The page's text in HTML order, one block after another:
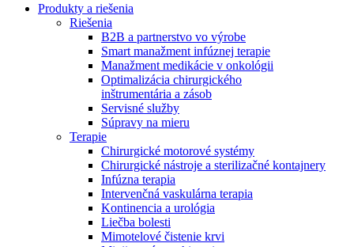
Produktový katalóg​
Objavte naše produkty. ​Navštívte produktový katalóg B.
Braun​ s našim kompletným produktovým portfóliom.​
Nefrologické ambulancie
Zostaňte v dialógu s B. Braun. Kontaktujte nás.
Produkty a riešenia
Riešenia
B2B a partnerstvo vo výrobe
Smart manažment infúznej terapie
Manažment medikácie v onkológii
Optimalizácia chirurgického
inštrumentária a zásob
Servisné služby
Súpravy na mieru
Terapie
Chirurgické motorové systémy
Chirurgické nástroje a sterilizačné kontajnery
Infúzna terapia
Intervenčná vaskulárna terapia
Kontinencia a urológia
Liečba bolesti
Mimotelové čistenie krvi